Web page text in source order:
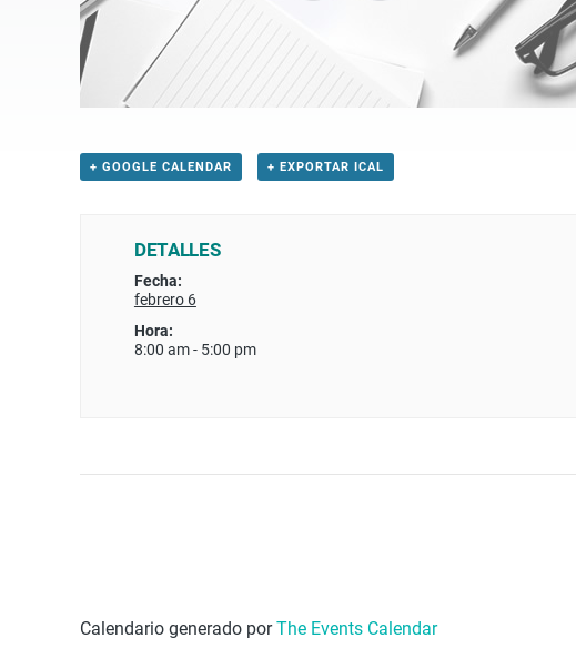
+ GOOGLE CALENDAR + EXPORTAR ICAL
DETALLES
Fecha:
febrero 6
Hora:
8:00 am - 5:00 pm
Calendario generado porThe Events Calendar